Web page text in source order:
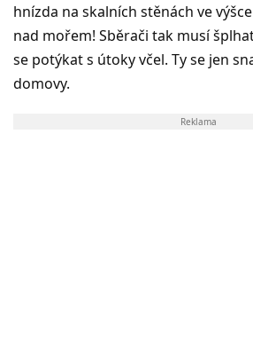
hnízda na skalních stěnách ve
nad mořem! Sběrači tak musí
se potýkat s útoky včel. Ty se jen
domovy.
Reklama